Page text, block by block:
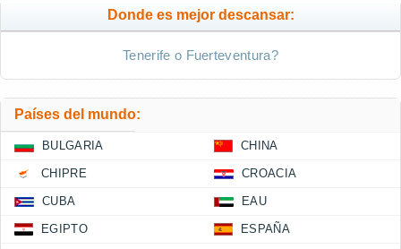
Donde es mejor descansar:
Tenerife o Fuerteventura?
Países del mundo:
BULGARIA CHINA
CHIPRE CROACIA
CUBA EAU
EGIPTO ESPAÑA